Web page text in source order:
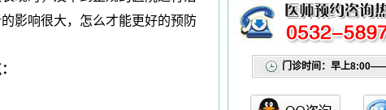
影响很大，怎么才能更好的预防
门诊时间：早上